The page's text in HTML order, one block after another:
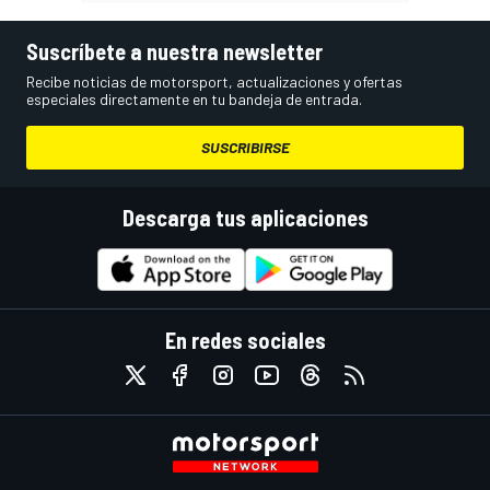
Suscríbete a nuestra newsletter
Recibe noticias de motorsport, actualizaciones y ofertas
especiales directamente en tu bandeja de entrada.
SUSCRIBIRSE
Descarga tus aplicaciones
En redes sociales